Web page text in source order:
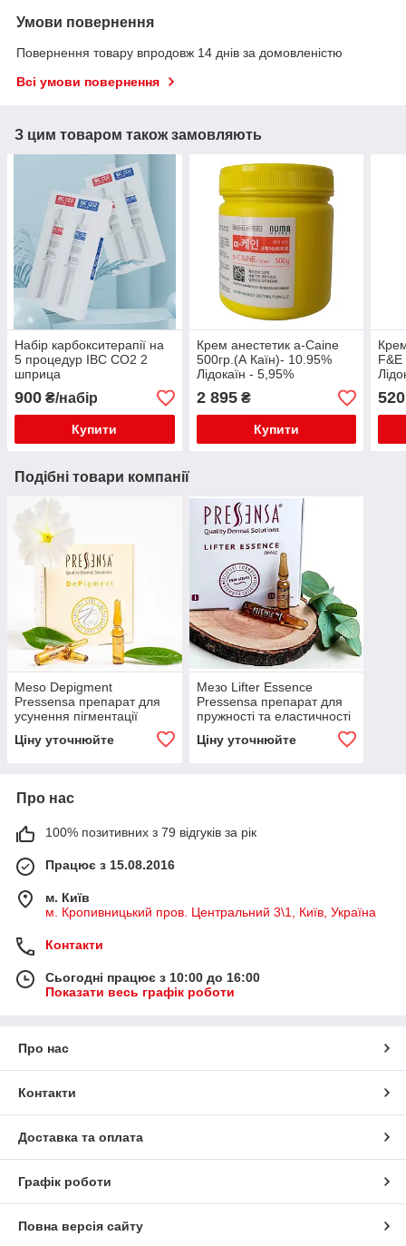
Умови повернення
Повернення товару впродовж 14 днів за домовленістю
Всі умови повернення
З цим товаром також замовляють
Набір карбокситерапії на
5 процедур IBC CO2 2
шприца
900 ₴/набір
Купити
Крем анестетик a-Caine
500гр.(А Каїн)- 10.95%
Лідокаїн - 5,95%
2 895₴
Купити
F&E
520
Подібні товари компанії
Meso Depigment
Pressensa препарат для
усунення пігментації
Ціну уточнюйте
Мезо Lifter Essence
Pressensa препарат для
пружності та еластичності
Ціну уточнюйте
Про нас
100% позитивних з 79 відгуків за рік
Працює з 15.08.2016
м. Київ
м. Кропивницький пров. Центральний 3\1, Київ, Україна
Контакти
Сьогодні працює з 10:00 до 16:00
Показати весь графік роботи
Про нас
Контакти
Доставка та оплата
Графік роботи
Повна версія сайту